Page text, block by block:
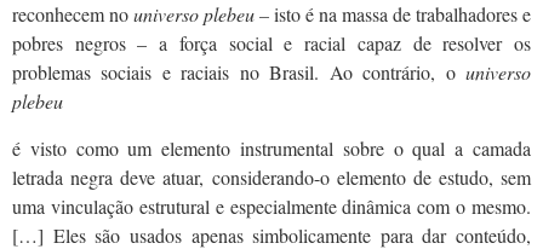
reconhecem nouniverso plebeu –isto é na massa de trabalhadores e
pobres negros – a força social e racial capaz de resolver os
problemas sociais e raciais no Brasil. Ao contrário, o universo
plebeu
é visto como um elemento instrumental sobre o qual a camada
letrada negra deve atuar, considerando-o elemento de estudo, sem
uma vinculação estrutural e especialmente dinâmica com o mesmo.
[…] Eles são usados apenas simbolicamente para dar conteúdo,